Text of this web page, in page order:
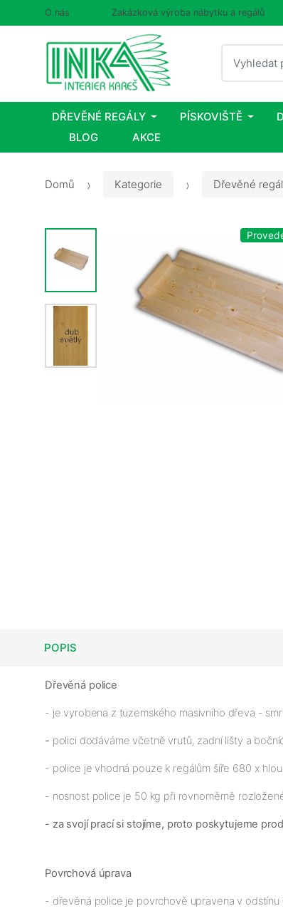
O nás Zakázková výroba nábytku a regálů
Vyhledat
DŘEVĚNÉ REGÁLY PÍSKOVIŠTĚ
BLOG
AKCE
Domů Kategorie Dřevěné
POPIS
Dřevěná police
- je vyrobena z tuzemského masivního dřeva -
- polici dodáváme včetně vrutů, zadní lišty a
- police je vhodná pouze k regálům šíře 680 x
- nosnost police je 50 kg při rovnoměrně
- za svojí prací si stojíme, proto poskytujeme
Povrchová úprava
- dřevěná police je povrchově upravena v odstínu